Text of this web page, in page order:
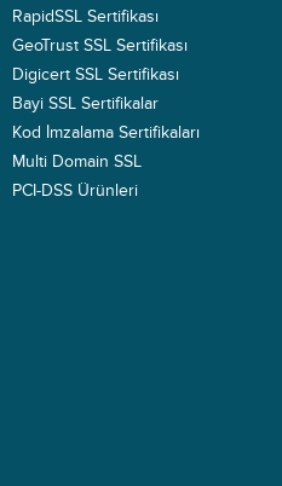
RapidSSL Sertifikası
GeoTrust SSL Sertifikası
Digicert SSL Sertifikası
Bayi SSL Sertifikalar
Kod İmzalama Sertifikaları
Multi Domain SSL
PCI-DSS Ürünleri